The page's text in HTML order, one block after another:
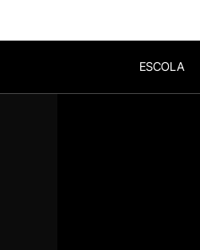
ESCOLA